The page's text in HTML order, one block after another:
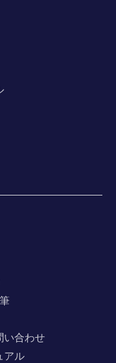
い合わせ
アル